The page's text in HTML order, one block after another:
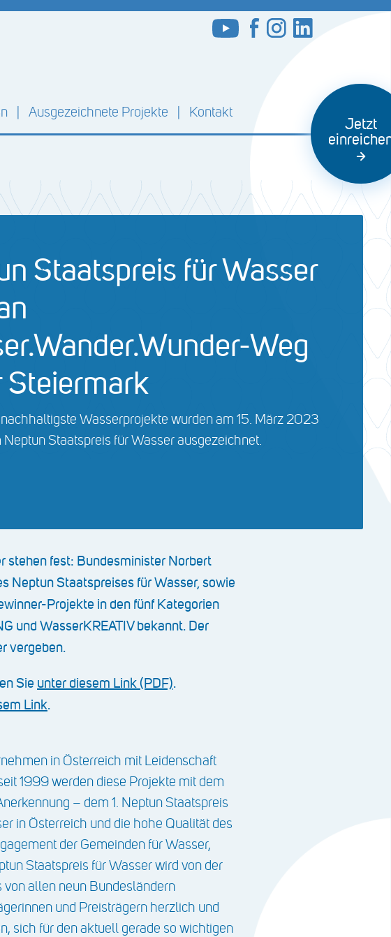
Jetzt
Ausgezeichnete Projekte Kontakt
Staatspreis für Wasser
Weg
Steiermark
Wasserprojekte wurden am 15. März 2023
Staatspreis für Wasser ausgezeichnet.
stehen fest: Bundesminister Norbert
Neptun Staatspreises für Wasser, sowie
Projekte in den fünf Kategorien
und WasserKREATIV bekannt. Der
vergeben.
Sie unter diesem Link (PDF).
Link.
in Österreich mit Leidenschaft
1999 werden diese Projekte mit dem
– dem 1. Neptun Staatspreis
in Österreich und die hohe Qualität des
der Gemeinden für Wasser,
Staatspreis für Wasser wird von der
allen neun Bundesländern
und Preisträgern herzlich und
sich für den aktuell gerade so wichtigen